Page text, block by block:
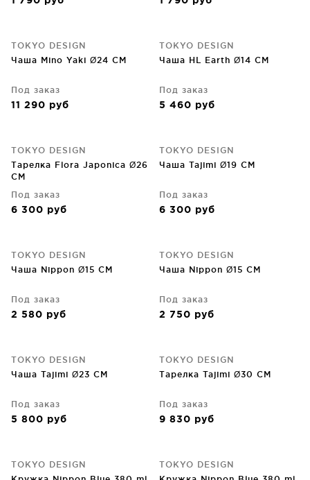
TOKYO DESIGN
Чаша Mino Yaki Ø24 CM
Под заказ
11 290 руб
TOKYO DESIGN
Чаша HL Earth Ø14 CM
Под заказ
5 460 руб
TOKYO DESIGN
Тарелка Flora Japonica Ø26
CM
Под заказ
6 300 руб
TOKYO DESIGN
Чаша Tajimi Ø19 CM
Под заказ
6 300 руб
TOKYO DESIGN
Чаша Nippon Ø15 CM
Под заказ
2 580 руб
TOKYO DESIGN
Чаша Nippon Ø15 CM
Под заказ
2 750 руб
TOKYO DESIGN
Чаша Tajimi Ø23 CM
Под заказ
5 800 руб
TOKYO DESIGN
Тарелка Tajimi Ø30 CM
Под заказ
9 830 руб
TOKYO DESIGN
TOKYO DESIGN